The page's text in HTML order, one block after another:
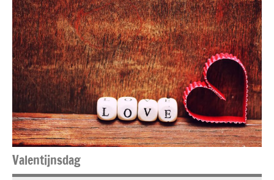
Gezond
leven
Healthy
Inspiratie
Risico's
Social
Media
Valentijnsdag